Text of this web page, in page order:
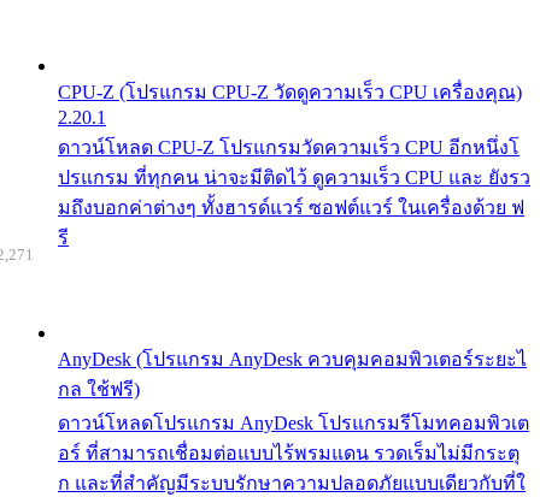
CPU-Z (โปรแกรม CPU-Z วัดดูความเร็ว CPU เครื่องคุณ)
2.20.1
ดาวน์โหลด CPU-Z โปรแกรมวัดความเร็ว CPU อีกหนึ่งโ
ปรแกรม ที่ทุกคน น่าจะมีติดไว้ ดูความเร็ว CPU และ ยังรว
มถึงบอกค่าต่างๆ ทั้งฮารด์แวร์ ซอฟต์แวร์ ในเครื่องด้วย ฟ
รี
AnyDesk (โปรแกรม AnyDesk ควบคุมคอมพิวเตอร์ระยะไ
กล ใช้ฟรี)
ดาวน์โหลดโปรแกรม AnyDesk โปรแกรมรีโมทคอมพิวเต
อร์ ที่สามารถเชื่อมต่อแบบไร้พรมแดน รวดเร็มไม่มีกระตุ
ก และที่สำคัญมีระบบรักษาความปลอดภัยแบบเดียวกับที่ใ